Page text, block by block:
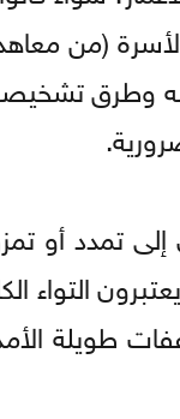
الأسرة (من
وطرق
تمدد أو
التواء
طويلة